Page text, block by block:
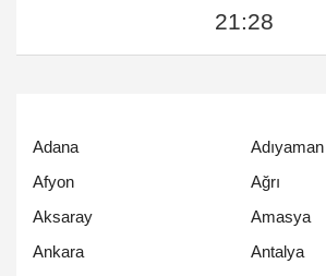
21:28
Adana
Adıyaman
Afyon
Ağrı
Aksaray
Amasya
Ankara
Antalya